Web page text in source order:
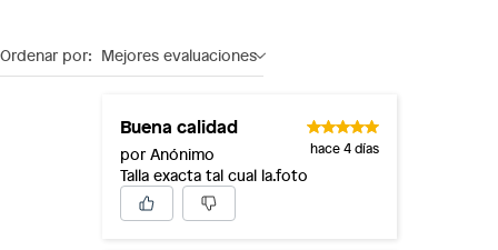
Ordenar por: Mejores evaluaciones
Buena calidad
por Anónimo hace 4 días
Talla exacta tal cual la.foto